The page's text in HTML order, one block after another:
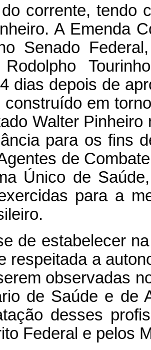
corrente, tendo
A Emenda
Senado
Rodolpho
dias depois de
construído em
Walter
para os fins
de
Único de
para a
de estabelecer
respeitada a
observadas
de Saúde e de
desses
Federal e pelos